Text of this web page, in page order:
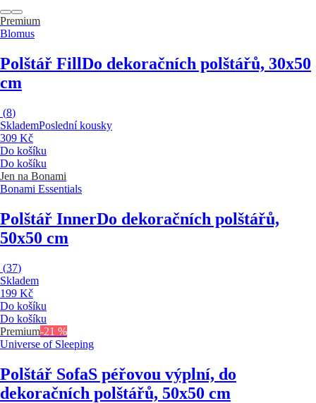
Premium
Blomus
Polštář FillDo dekoračních polštářů, 30x50
cm
(8)
SklademPoslední kousky
309 Kč
Do košíku
Do košíku
Jen na Bonami
Bonami Essentials
Polštář InnerDo dekoračních polštářů,
50x50 cm
(37)
Skladem
199 Kč
Do košíku
Do košíku
Premium-21 %
Universe of Sleeping
Polštář SofaS péřovou výplní, do
dekoračních polštářů, 50x50 cm